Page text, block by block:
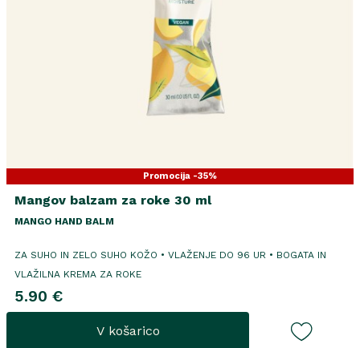
Promocija -35%
Mangov balzam za roke 30 ml
MANGO HAND BALM
ZA SUHO IN ZELO SUHO KOŽO • VLAŽENJE DO 96 UR • BOGATA IN
VLAŽILNA KREMA ZA ROKE
5.90 €
V košarico